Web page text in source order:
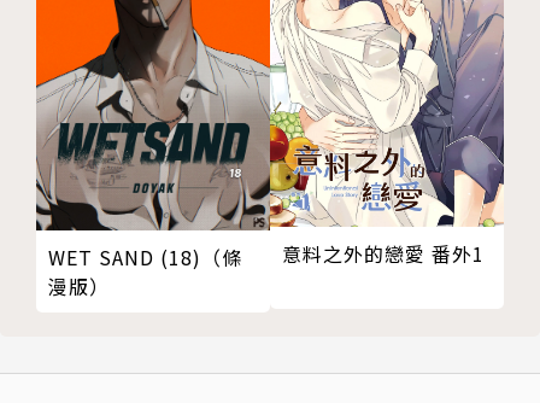
WET SAND (18)（條
漫版）
意料之外的戀愛 番外1